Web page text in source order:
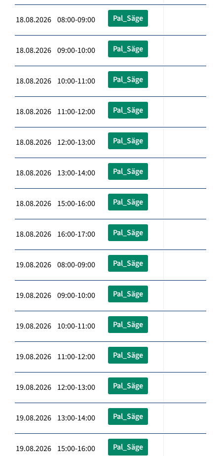
18.08.2026 08:00-09:00 Pal_Säge
18.08.2026 09:00-10:00 Pal_Säge
18.08.2026 10:00-11:00 Pal_Säge
18.08.2026 11:00-12:00 Pal_Säge
18.08.2026 12:00-13:00 Pal_Säge
18.08.2026 13:00-14:00 Pal_Säge
18.08.2026 15:00-16:00 Pal_Säge
18.08.2026 16:00-17:00 Pal_Säge
19.08.2026 08:00-09:00 Pal_Säge
19.08.2026 09:00-10:00 Pal_Säge
19.08.2026 10:00-11:00 Pal_Säge
19.08.2026 11:00-12:00 Pal_Säge
19.08.2026 12:00-13:00 Pal_Säge
19.08.2026 13:00-14:00 Pal_Säge
19.08.2026 15:00-16:00 Pal_Säge